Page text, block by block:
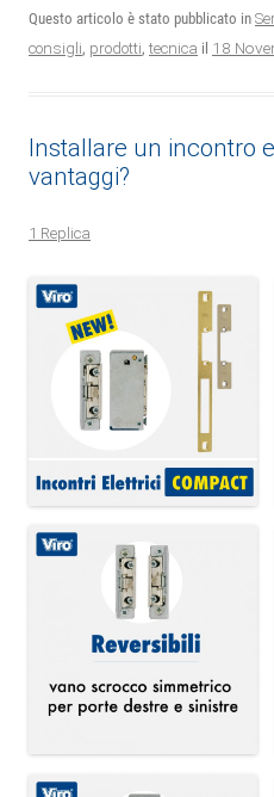
Questo articolo è stato pubblicato in
consigli, prodotti, tecnica il 18
Installare un incontro
vantaggi?
1 Replica